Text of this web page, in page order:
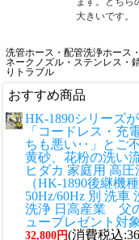
大きいです。
洗管ホース・配管洗浄ホース
ネークノズル・ステンレス・
りトラブル
おすすめ商品
HK-1890シリーズ
「コードレス・充
ちも悪い‥」とご
黄砂、花粉の洗い
ヒダカ 家庭用 高
（HK-1890後継機
50Hz/60Hz 別 洗車
洗浄 日高産業 父
ュープレゼント対象
32,800円(消費税込